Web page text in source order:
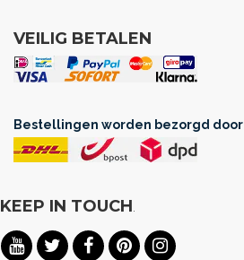
VEILIG BETALEN
Bestellingen worden bezorgd door
KEEP IN TOUCH